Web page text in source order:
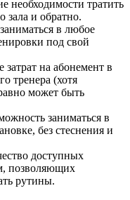
необходимости тратить
зала и обратно.
в любое
под свой
затрат на абонемент в
тренера (хотя
может быть
заниматься в
без стеснения и
доступных
позволяющих
рутины.